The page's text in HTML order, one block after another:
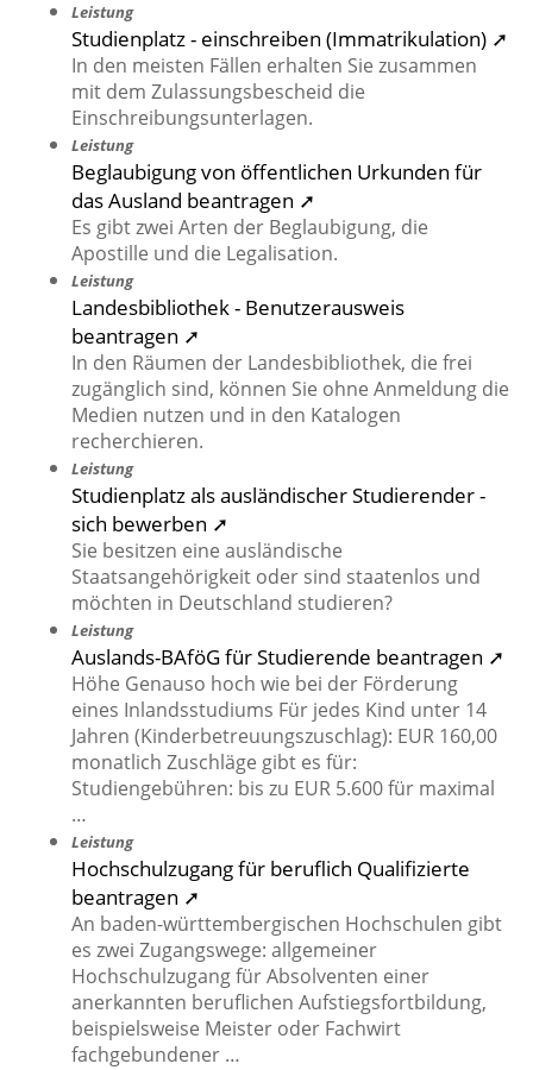
Leistung
Studienplatz - einschreiben (Immatrikulation) ➚
In den meisten Fällen erhalten Sie zusammen
mit dem Zulassungsbescheid die
Einschreibungsunterlagen.
Leistung
Beglaubigung von öffentlichen Urkunden für
das Ausland beantragen ➚
Es gibt zwei Arten der Beglaubigung, die
Apostille und die Legalisation.
Leistung
Landesbibliothek - Benutzerausweis
beantragen ➚
In den Räumen der Landesbibliothek, die frei
zugänglich sind, können Sie ohne Anmeldung die
Medien nutzen und in den Katalogen
recherchieren.
Leistung
Studienplatz als ausländischer Studierender -
sich bewerben ➚
Sie besitzen eine ausländische
Staatsangehörigkeit oder sind staatenlos und
möchten in Deutschland studieren?
Leistung
Auslands-BAföG für Studierende beantragen ➚
Höhe Genauso hoch wie bei der Förderung
eines Inlandsstudiums Für jedes Kind unter 14
Jahren (Kinderbetreuungszuschlag): EUR 160,00
monatlich Zuschläge gibt es für:
Studiengebühren: bis zu EUR 5.600 für maximal
…
Leistung
Hochschulzugang für beruflich Qualifizierte
beantragen ➚
An baden-württembergischen Hochschulen gibt
es zwei Zugangswege: allgemeiner
Hochschulzugang für Absolventen einer
anerkannten beruflichen Aufstiegsfortbildung,
beispielsweise Meister oder Fachwirt
fachgebundener …